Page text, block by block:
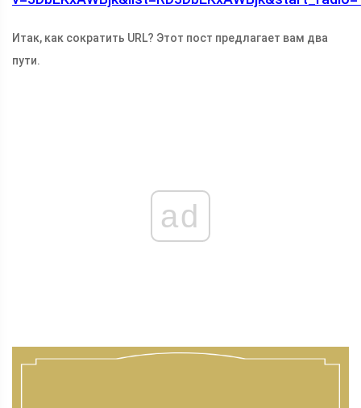
Итак, как сократить URL? Этот пост предлагает вам два
пути.
ad